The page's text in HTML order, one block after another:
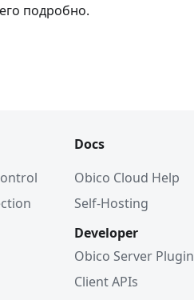
подробно.
Docs
Obico Cloud Help
Self-Hosting
Developer
Obico Server Plugin
Client APIs